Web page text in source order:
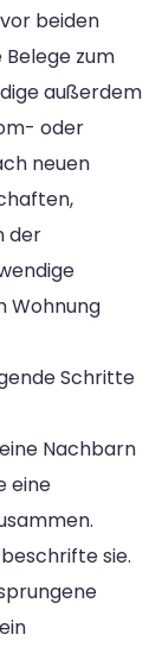
vor beiden
zum
außerdem
oder
neuen
der
Wohnung
Schritte
Nachbarn
eine
sie.